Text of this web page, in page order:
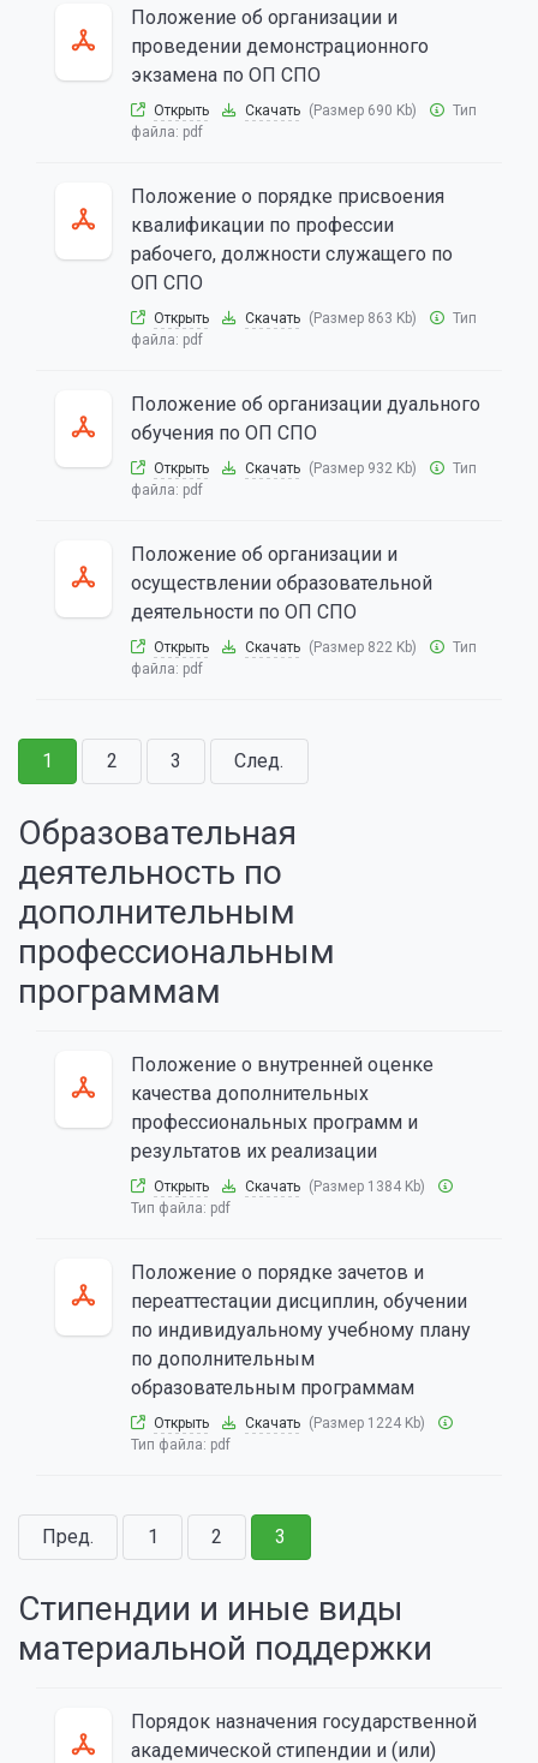
Положение об организации и
проведении демонстрационного
экзамена по ОП СПО
Открыть Скачать (Размер 690 Kb)
Тип
файла: pdf
Положение о порядке присвоения
квалификации по профессии
рабочего, должности служащего по
ОП СПО
Открыть Скачать (Размер 863 Kb)
Тип
файла: pdf
Положение об организации дуального
обучения по ОП СПО
Открыть Скачать (Размер 932 Kb)
Тип
файла: pdf
Положение об организации и
осуществлении образовательной
деятельности по ОП СПО
Открыть Скачать (Размер 822 Kb)
Тип
файла: pdf
1 2 3 След.
Образовательная
деятельность по
дополнительным
профессиональным
программам
Положение о внутренней оценке
качества дополнительных
профессиональных программ и
результатов их реализации
Открыть Скачать (Размер 1384 Kb)
Тип файла: pdf
Положение о порядке зачетов и
переаттестации дисциплин, обучении
по индивидуальному учебному плану
по дополнительным
образовательным программам
Открыть Скачать (Размер 1224 Kb)
Тип файла: pdf
Пред. 1 2 3
Стипендии и иные виды
материальной поддержки
Порядок назначения государственной
академической стипендии и (или)